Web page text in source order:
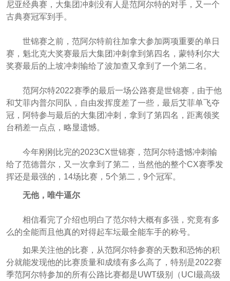
尼亚经典赛，大集团冲刺没有人是范阿尔特的对手，又一个
古典赛冠军到手。
世锦赛之前，范阿尔特前往加拿大参加两项重要的单日
赛，魁北克大奖赛最后大集团冲刺拿到第四名，蒙特利尔大
奖赛最后的上坡冲刺输给了波加查又拿到了一个第二名。
范阿尔特2022赛季的最后一场公路赛是世锦赛，由于他
和艾菲内普尔同队，自由发挥度差了一些，最后艾菲单飞夺
冠，阿特参与最后的大集团冲刺，拿到了第四名，距离领奖
台稍差一点点，略显遗憾。
今年刚刚比完的2023CX世锦赛，范阿尔特遗憾冲刺输
给了范德普尔，又一次拿到了第二，当然他的整个CX赛季发
挥还是最强的，14场比赛，5个第二，9个冠军。
无他，唯牛逼尔
相信看完了介绍也明白了范尔特大概有多强，究竟有多
么的全能而且他真的对得起车坛最全能车手的称号。
如果关注他的比赛，从范阿尔特参赛的天数和恐怖的积
分就能发现他的比赛质量和成绩有多么高了，特别是2022赛
季范阿尔特参加的所有公路比赛都是UWT级别（UCI最高级